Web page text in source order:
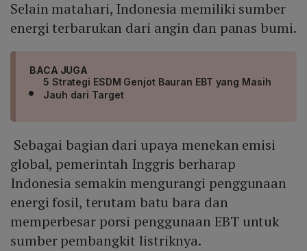
Selain matahari, Indonesia memiliki sumber
energi terbarukan dari angin dan panas bumi.
BACA JUGA
5 Strategi ESDM Genjot Bauran EBT yang Masih
Jauh dari Target
Sebagai bagian dari upaya menekan emisi
global, pemerintah Inggris berharap
Indonesia semakin mengurangi penggunaan
energi fosil, terutam batu bara dan
memperbesar porsi penggunaan EBT untuk
sumber pembangkit listriknya.